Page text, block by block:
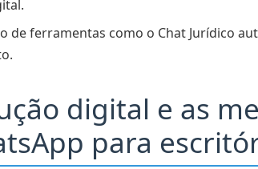
virtuais e inteligência artificial
assinatura digital
de comunicação e abordagem no
de ferramentas como o Chat Jurídico
digital e as
para